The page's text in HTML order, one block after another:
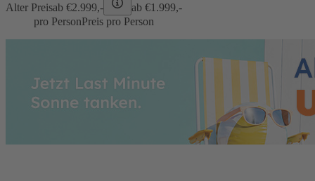
Alter Preisab €2.999,- ab €1.999,-
pro PersonPreis pro Person